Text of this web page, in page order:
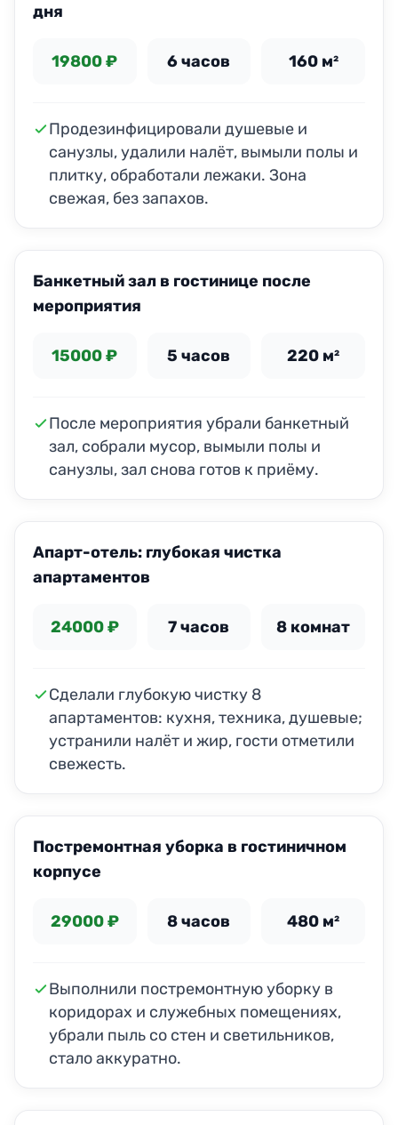
дня
19800 ₽ 6 часов 160 м²
Продезинфицировали душевые и
санузлы, удалили налёт, вымыли полы и
плитку, обработали лежаки. Зона
свежая, без запахов.
Банкетный зал в гостинице после
мероприятия
15000 ₽ 5 часов 220 м²
После мероприятия убрали банкетный
зал, собрали мусор, вымыли полы и
санузлы, зал снова готов к приёму.
Апарт-отель: глубокая чистка
апартаментов
24000 ₽ 7 часов 8 комнат
Сделали глубокую чистку 8
апартаментов: кухня, техника, душевые;
устранили налёт и жир, гости отметили
свежесть.
Постремонтная уборка в гостиничном
корпусе
29000 ₽ 8 часов 480 м²
Выполнили постремонтную уборку в
коридорах и служебных помещениях,
убрали пыль со стен и светильников,
стало аккуратно.